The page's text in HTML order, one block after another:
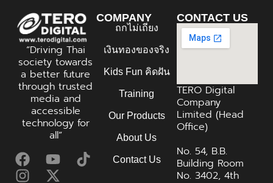
“Driving Thai
society towards
a better future
through trusted
media and
accessible
technology for
all”
COMPANY
ถกไม่เถียง
เงินทองของจริง
Kids Fun คิดฝัน
Training
Our Products
About Us
Contact Us
CONTACT US
TERO Digital
Company
Limited (Head
Office)
No. 54, B.B.
Building Room
No. 3402, 4th